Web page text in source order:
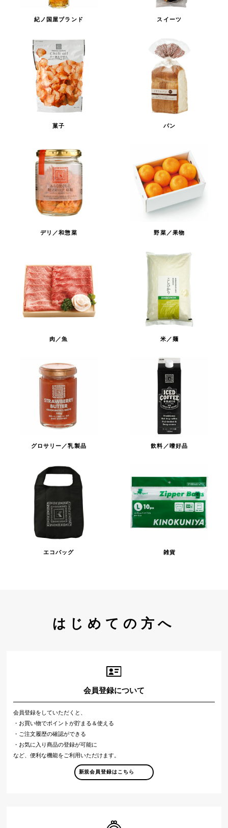
紀ノ国屋ブランド スイーツ
菓子 パン
デリ／和惣菜 野菜／果物
肉／魚 米／麺
グロサリー／乳製品 飲料／嗜好品
エコバッグ 雑貨
はじめての方へ
会員登録について
会員登録をしていただくと、
・お買い物でポイントが貯まる＆使える
・ご注文履歴の確認ができる
・お気に入り商品の登録が可能に
など、便利な機能をご利用いただけます。
新規会員登録はこちら